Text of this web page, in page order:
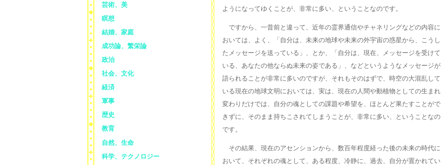
ようになってゆくことが、非常に多い、ということなのです。
ですから、一昔前と違って、近年の霊界通信やチャネリングなどの内容に
おいては、よく、「自分は、未来の地球や未来の外宇宙の惑星から、こうし
たメッセージを送っている」、とか、「自分は、現在、メッセージを受けて
いる、あなたの他ならぬ未来の姿である」、などというようなメッセージが
語られることが非常に多いのですが、それもそのはずで、時空の大混乱して
いる現在の地球文明においては、実は、現在の人間や動植物としての生まれ
変わりだけでは、自分の魂としての課題や希望を、ほとんど果たすことがで
きずに、そのまま持ちこされてしまうことが、非常に多い、ということなの
です。
その結果、現在のアセンションから、数百年程度経った後の未来の時代に
おいて、それぞれの魂として、ある程度、冷静に、過去、自分が置かれてい
芸術、美
瞑想
結婚、家庭
成功論、繁栄論
政治
社会、文化
経済
軍事
歴史
教育
自然、生命
科学、テクノロジー